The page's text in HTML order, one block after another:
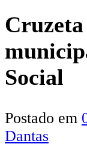
Social
Postado em
Dantas